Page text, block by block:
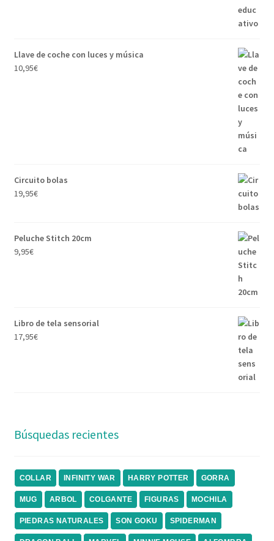
Llave de coche con luces y música
10,95€
Circuito bolas
19,95€
Peluche Stitch 20cm
9,95€
Libro de tela sensorial
17,95€
Búsquedas recientes
COLLAR INFINITY WAR HARRY POTTER GORRA
MUG ARBOL COLGANTE FIGURAS MOCHILA
PIEDRAS NATURALES SON GOKU SPIDERMAN